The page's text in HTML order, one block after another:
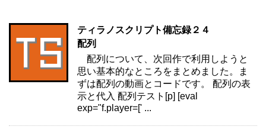
ティラノスクリプト備忘録２４
配列
配列について、次回作で利用しようと
思い基本的なところをまとめました。ま
ずは配列の動画とコードです。 配列の表
示と代入 配列テスト[p] [eval
exp="f.player=[' ...